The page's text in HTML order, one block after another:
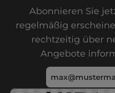
Abonnieren Sie
regelmäßig
rechtzeitig über
Angebote